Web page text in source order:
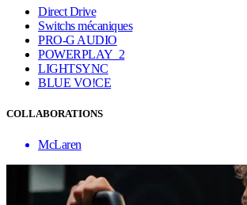
Direct Drive
Switchs mécaniques
PRO-G AUDIO
POWERPLAY 2
LIGHTSYNC
BLUE VO!CE
COLLABORATIONS
McLaren